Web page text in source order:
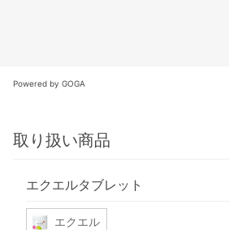
Powered by GOGA
取り扱い商品
エクエルタブレット
エクエル